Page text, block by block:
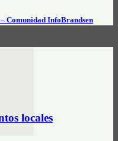
Comunidad InfoBrandsen
locales